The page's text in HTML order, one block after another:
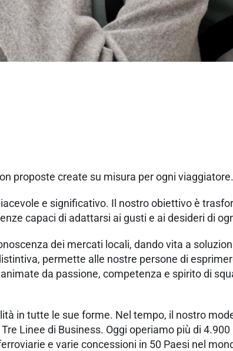
proposte create su misura per ogni viaggiatore.
e significativo. Il nostro obiettivo è
capaci di adattarsi ai gusti e ai desideri di
dei mercati locali, dando vita a
permette alle nostre persone di
da passione, competenza e spirito di
in tutte le sue forme. Nel tempo, il nostro
Linee di Business. Oggi operiamo più di
e varie concessioni in 50 Paesi nel